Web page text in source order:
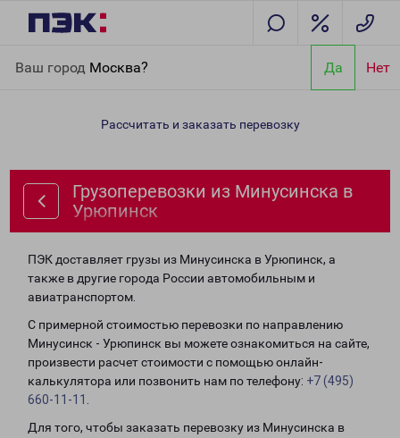
Ваш город Москва? Да Нет
Урюпинск
Рассчитать и заказать перевозку
Грузоперевозки из Минусинска в
Урюпинск
ПЭК доставляет грузы из Минусинска в Урюпинск, а
также в другие города России автомобильным и
авиатранспортом.
С примерной стоимостью перевозки по направлению
Минусинск - Урюпинск вы можете ознакомиться на сайте,
произвести расчет стоимости с помощью онлайн-
калькулятора или позвонить нам по телефону: +7 (495)
660-11-11
Для того, чтобы заказать перевозку из Минусинска в